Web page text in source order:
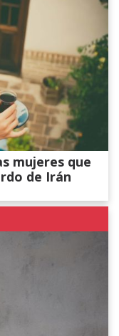
mujeres que
de Irán